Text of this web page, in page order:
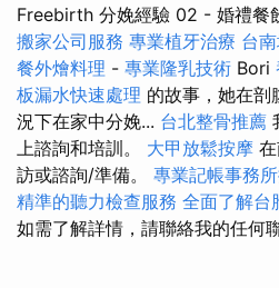
Freebirth 分娩經驗 02 - 婚禮餐
搬家公司服務 專業植牙治療 台
餐外燴料理 - 專業隆乳技術 Bori
板漏水快速處理 的故事，她在剖
況下在家中分娩... 台北整骨推薦
上諮詢和培訓。 大甲放鬆按摩
訪或諮詢/準備。 專業記帳事務
精準的聽力檢查服務 全面了解台
如需了解詳情，請聯絡我的任何聯